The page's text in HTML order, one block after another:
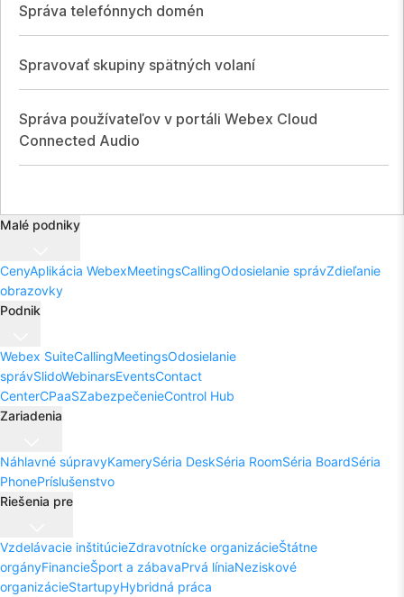
Správa telefónnych domén
Spravovať skupiny spätných volaní
Správa používateľov v portáli Webex Cloud
Connected Audio
Malé podniky
CenyAplikácia WebexMeetingsCallingOdosielanie správZdieľanie
obrazovky
Podnik
Webex SuiteCallingMeetingsOdosielanie
správSlidoWebinarsEventsContact
CenterCPaaSZabezpečenieControl Hub
Zariadenia
Náhlavné súpravyKamerySéria DeskSéria RoomSéria BoardSéria
PhonePríslušenstvo
Riešenia pre
Vzdelávacie inštitúcieZdravotnícke organizácieŠtátne
orgányFinancieŠport a zábavaPrvá líniaNeziskové
organizácieStartupyHybridná práca